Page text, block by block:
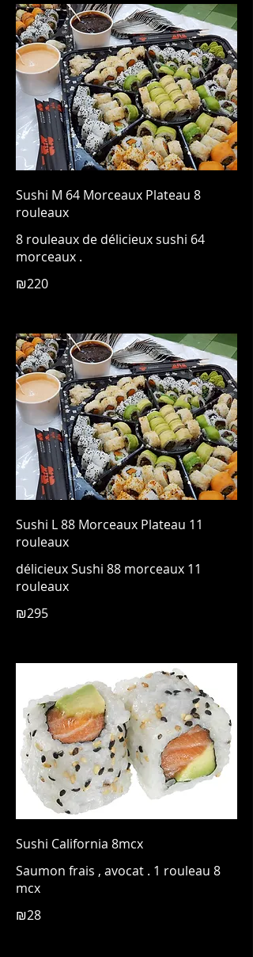
Sushi M 64 Morceaux Plateau 8
rouleaux
8 rouleaux de délicieux sushi 64
morceaux .
₪220
Sushi L 88 Morceaux Plateau 11
rouleaux
délicieux Sushi 88 morceaux 11
rouleaux
₪295
Sushi California 8mcx
Saumon frais , avocat . 1 rouleau 8
mcx
₪28